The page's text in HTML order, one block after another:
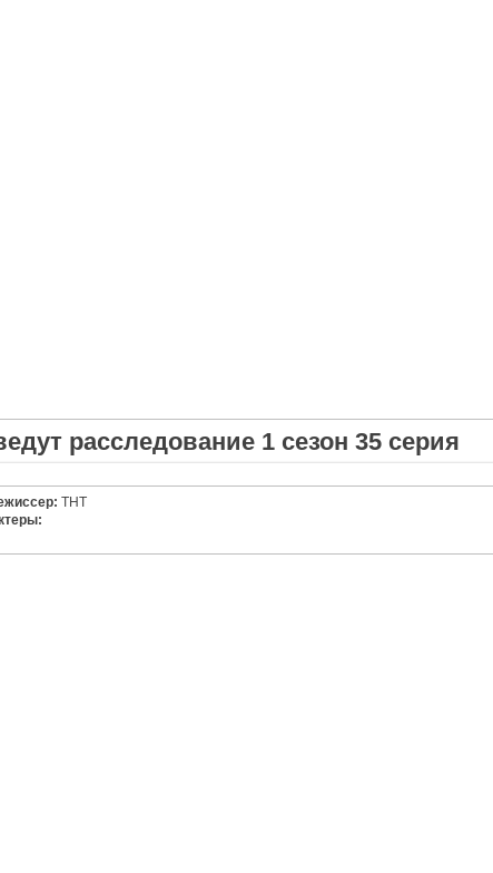
расследование 1 сезон 35 серия
ТНТ